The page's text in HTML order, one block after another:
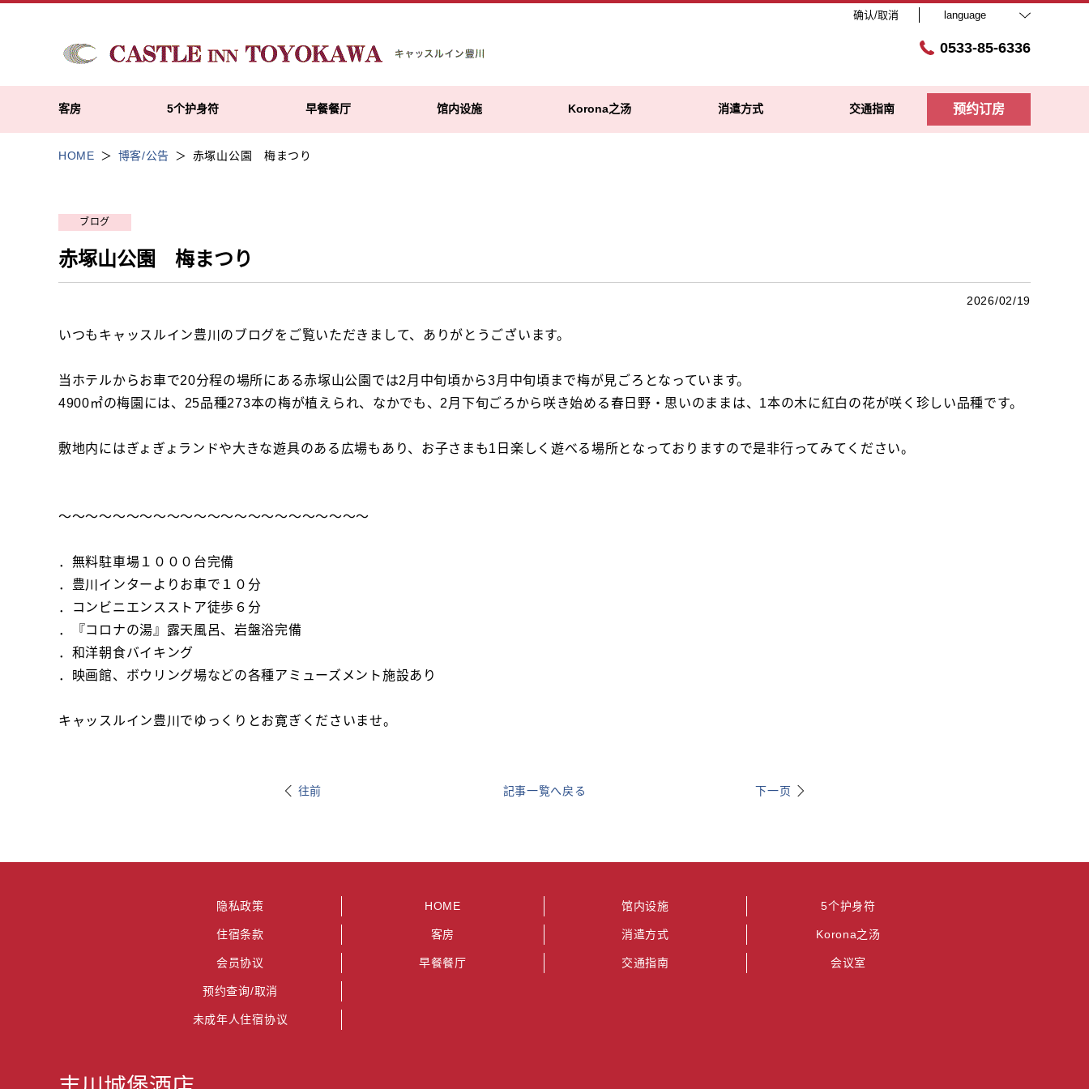
确认/取消 language
0533-85-6336
客房 5个护身符 早餐餐厅 馆内设施 Korona之汤 消遣方式 交通指南 预约订房
HOME 博客/公告 赤塚山公園 梅まつり
ブログ
赤塚山公園 梅まつり
2026/02/19
いつもキャッスルイン豊川のブログをご覧いただきまして、ありがとうございます。
当ホテルからお車で20分程の場所にある赤塚山公園では2月中旬頃から3月中旬頃まで梅が見ごろとなっています。
4900㎡の梅園には、25品種273本の梅が植えられ、なかでも、2月下旬ごろから咲き始める春日野・思いのままは、1本の木に紅白の花が咲く珍しい品種です。
敷地内にはぎょぎょランドや大きな遊具のある広場もあり、お子さまも1日楽しく遊べる場所となっておりますので是非行ってみてください。
～～～～～～～～～～～～～～～～～～～～～～～
．無料駐車場１０００台完備
．豊川インターよりお車で１０分
．コンビニエンスストア徒歩６分
．『コロナの湯』露天風呂、岩盤浴完備
．和洋朝食バイキング
．映画館、ボウリング場などの各種アミューズメント施設あり
キャッスルイン豊川でゆっくりとお寛ぎくださいませ。
往前 記事一覧へ戻る 下一页
隐私政策
住宿条款
会员协议
预约查询/取消
未成年人住宿协议
HOME
客房
早餐餐厅
馆内设施
消遣方式
交通指南
5个护身符
Korona之汤
会议室